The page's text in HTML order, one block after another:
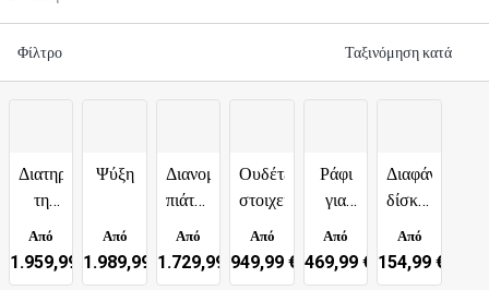
Φίλτρο Ταξινόμηση κατά
Διατηρήστε
τη
ζεστασιά
σας
Από
1.959,99 €
Ψύξη
Από
1.989,99 €
Διανομέας
πιάτων
ουδέτερος
Από
1.729,99 €
Ουδέτερα
στοιχεία
Από
949,99 €
Ράφι
για
μαχαιροπήρουνα
και
πιατικά
Από
469,99 €
Διαφάνειες
δίσκων,
γυάλινα
καλύμματα
και
Από
154,99 €